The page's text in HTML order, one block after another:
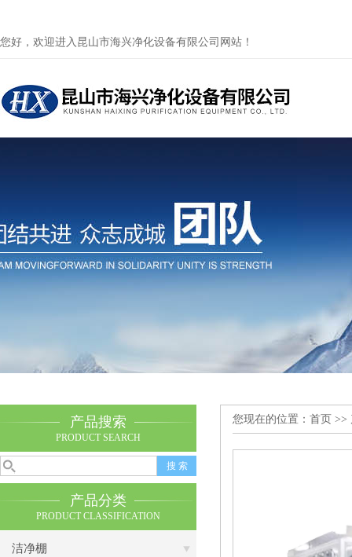
您好，欢迎进入昆山市海兴净化设备有限公司网站！
产品搜索
PRODUCT SEARCH
产品分类
PRODUCT CLASSIFICATION
洁净棚
您现在的位置： 首页 >>